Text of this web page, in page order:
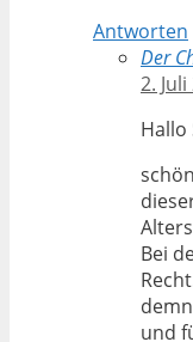
Antworten
Der
2.
Hallo
Bei
und